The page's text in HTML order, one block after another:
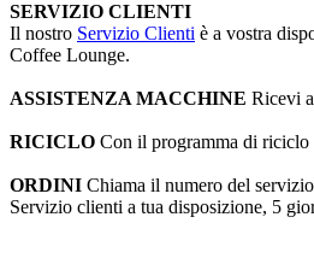
SERVIZIO CLIENTI
Il nostro Servizio Clienti è a vostra
Coffee Lounge.
ASSISTENZA MACCHINE Ricevi
RICICLO Con il programma di riciclo
ORDINI Chiama il numero del
Servizio clienti a tua disposizione, 5